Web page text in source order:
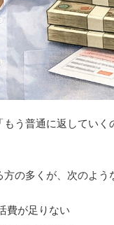
う普通に返してい
の多くが、次のよう
費が足りない